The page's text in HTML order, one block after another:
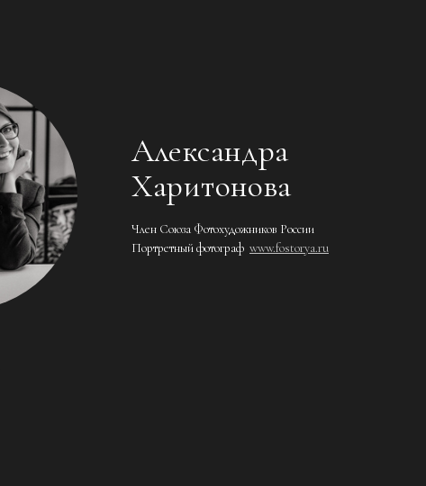
Александра
Харитонова
Член Союза Фотохудожников России
Портретный фотограф www.fostorya.ru